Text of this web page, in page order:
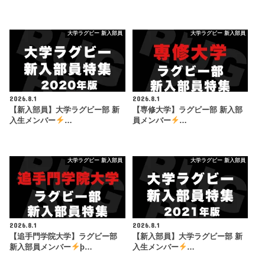
大学ラグビー 新入部員
2026.8.1
【新入部員】大学ラグビー部 新
入生メンバー
…
大学ラグビー 新入部員
2026.8.1
【専修大学】ラグビー部 新入部
員メンバー
…
大学ラグビー 新入部員
2026.8.1
【追手門学院大学】ラグビー部
新入部員メンバー
þ…
大学ラグビー 新入部員
2026.8.1
【新入部員】大学ラグビー部 新
入生メンバー
…